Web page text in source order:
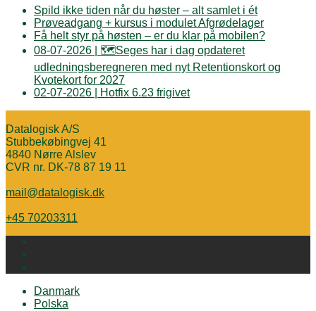
Spild ikke tiden når du høster – alt samlet i ét
Prøveadgang + kursus i modulet Afgrødelager
Få helt styr på høsten – er du klar på mobilen?
08-07-2026 | 🗺️Seges har i dag opdateret
udledningsberegneren med nyt Retentionskort og
Kvotekort for 2027
02-07-2026 | Hotfix 6.23 frigivet
Datalogisk A/S
Stubbekøbingvej 41
4840 Nørre Alslev
CVR nr. DK-78 87 19 11
mail@datalogisk.dk
+45 70203311
Danmark
Polska